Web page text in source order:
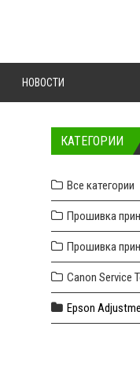
НОВОСТИ
КАТЕГОРИИ
Все категории
Прошивка
Прошивка
Canon Service
Epson